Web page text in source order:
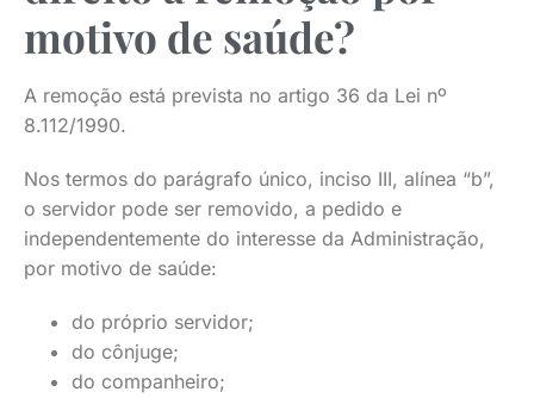
motivo de saúde?
A remoção está prevista no artigo 36 da Lei nº
8.112/1990.
Nos termos do parágrafo único, inciso III, alínea “b”,
o servidor pode ser removido, a pedido e
independentemente do interesse da Administração,
por motivo de saúde:
do próprio servidor;
do cônjuge;
do companheiro;